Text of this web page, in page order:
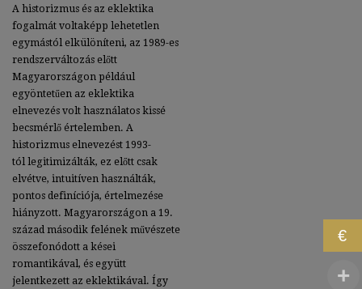
A historizmus és az eklektika
fogalmát voltaképp lehetetlen
egymástól elkülöníteni, az 1989-es
rendszerváltozás előtt
Magyarországon például
egyöntetűen az eklektika
elnevezés volt használatos kissé
becsmérlő értelemben. A
historizmus elnevezést 1993-
tól legitimizálták, ez előtt csak
elvétve, intuitíven használták,
pontos definíciója, értelmezése
hiányzott. Magyarországon a 19.
század második felének művészete
összefonódott a kései
romantikával, és együtt
jelentkezett az eklektikával. Így
€